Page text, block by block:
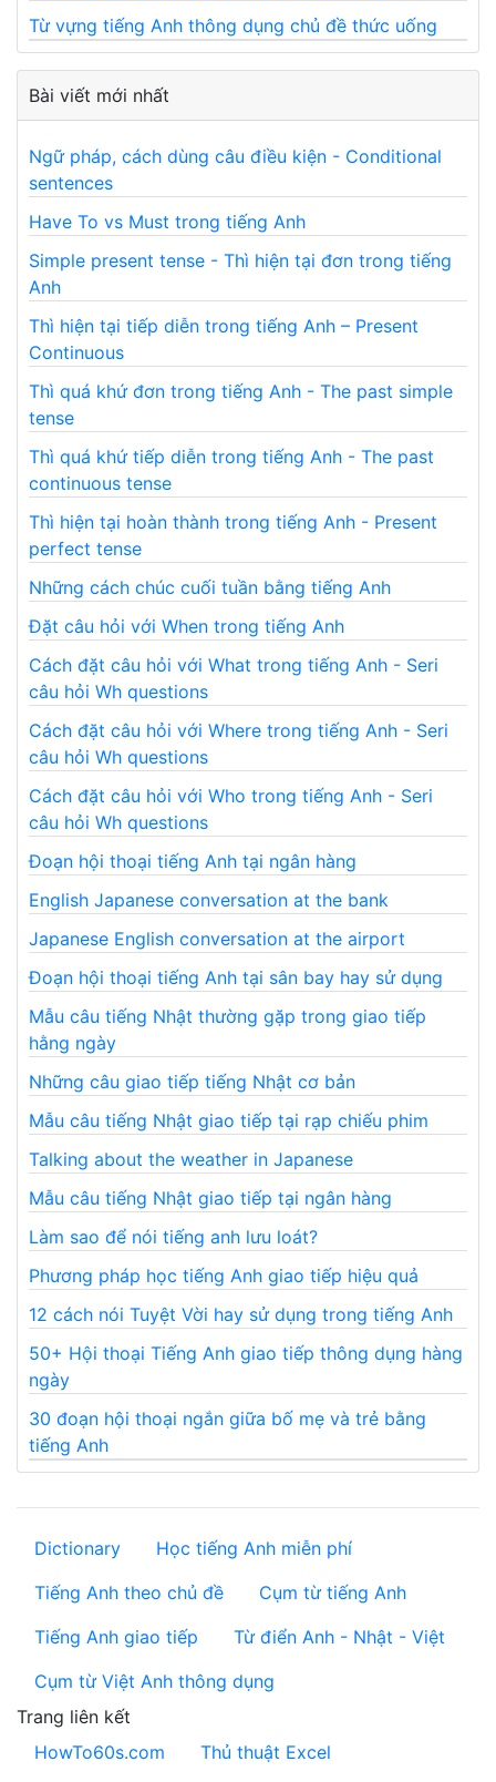
Từ vựng tiếng Anh thông dụng chủ đề thức uống
Bài viết mới nhất
Ngữ pháp, cách dùng câu điều kiện - Conditional
sentences
Have To vs Must trong tiếng Anh
Simple present tense - Thì hiện tại đơn trong tiếng
Anh
Thì hiện tại tiếp diễn trong tiếng Anh – Present
Continuous
Thì quá khứ đơn trong tiếng Anh - The past simple
tense
Thì quá khứ tiếp diễn trong tiếng Anh - The past
continuous tense
Thì hiện tại hoàn thành trong tiếng Anh - Present
perfect tense
Những cách chúc cuối tuần bằng tiếng Anh
Đặt câu hỏi với When trong tiếng Anh
Cách đặt câu hỏi với What trong tiếng Anh - Seri
câu hỏi Wh questions
Cách đặt câu hỏi với Where trong tiếng Anh - Seri
câu hỏi Wh questions
Cách đặt câu hỏi với Who trong tiếng Anh - Seri
câu hỏi Wh questions
Đoạn hội thoại tiếng Anh tại ngân hàng
English Japanese conversation at the bank
Japanese English conversation at the airport
Đoạn hội thoại tiếng Anh tại sân bay hay sử dụng
Mẫu câu tiếng Nhật thường gặp trong giao tiếp
hằng ngày
Những câu giao tiếp tiếng Nhật cơ bản
Mẫu câu tiếng Nhật giao tiếp tại rạp chiếu phim
Talking about the weather in Japanese
Mẫu câu tiếng Nhật giao tiếp tại ngân hàng
Làm sao để nói tiếng anh lưu loát?
Phương pháp học tiếng Anh giao tiếp hiệu quả
12 cách nói Tuyệt Vời hay sử dụng trong tiếng Anh
50+ Hội thoại Tiếng Anh giao tiếp thông dụng hàng
ngày
30 đoạn hội thoại ngắn giữa bố mẹ và trẻ bằng
tiếng Anh
Dictionary
Học tiếng Anh miễn phí
Tiếng Anh theo chủ đề
Cụm từ tiếng Anh
Tiếng Anh giao tiếp
Từ điển Anh - Nhật - Việt
Cụm từ Việt Anh thông dụng
Trang liên kết
HowTo60s.com
Thủ thuật Excel